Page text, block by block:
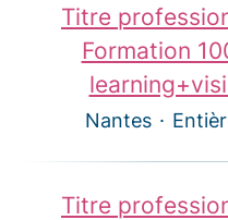
Titre
Formation
Nantes ·
Titre